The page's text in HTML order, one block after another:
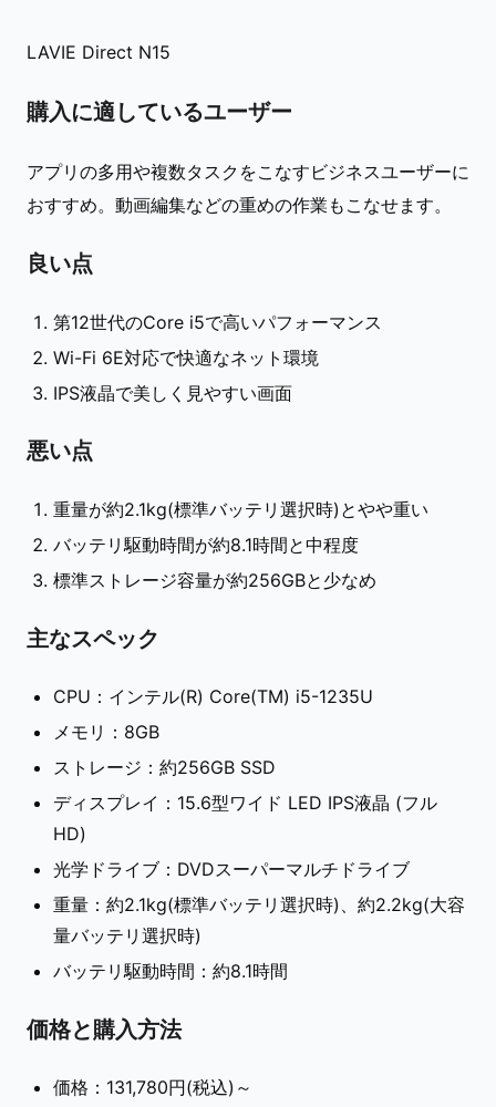
LAVIE Direct N15
購入に適しているユーザー
アプリの多用や複数タスクをこなすビジネスユーザーに
おすすめ。動画編集などの重めの作業もこなせます。
良い点
第12世代のCore i5で高いパフォーマンス
Wi-Fi 6E対応で快適なネット環境
IPS液晶で美しく見やすい画面
悪い点
重量が約2.1kg(標準バッテリ選択時)とやや重い
バッテリ駆動時間が約8.1時間と中程度
標準ストレージ容量が約256GBと少なめ
主なスペック
CPU：インテル(R) Core(TM) i5-1235U
メモリ：8GB
ストレージ：約256GB SSD
ディスプレイ：15.6型ワイド LED IPS液晶 (フル
HD)
光学ドライブ：DVDスーパーマルチドライブ
重量：約2.1kg(標準バッテリ選択時)、約2.2kg(大容
量バッテリ選択時)
バッテリ駆動時間：約8.1時間
価格と購入方法
価格：131,780円(税込)～